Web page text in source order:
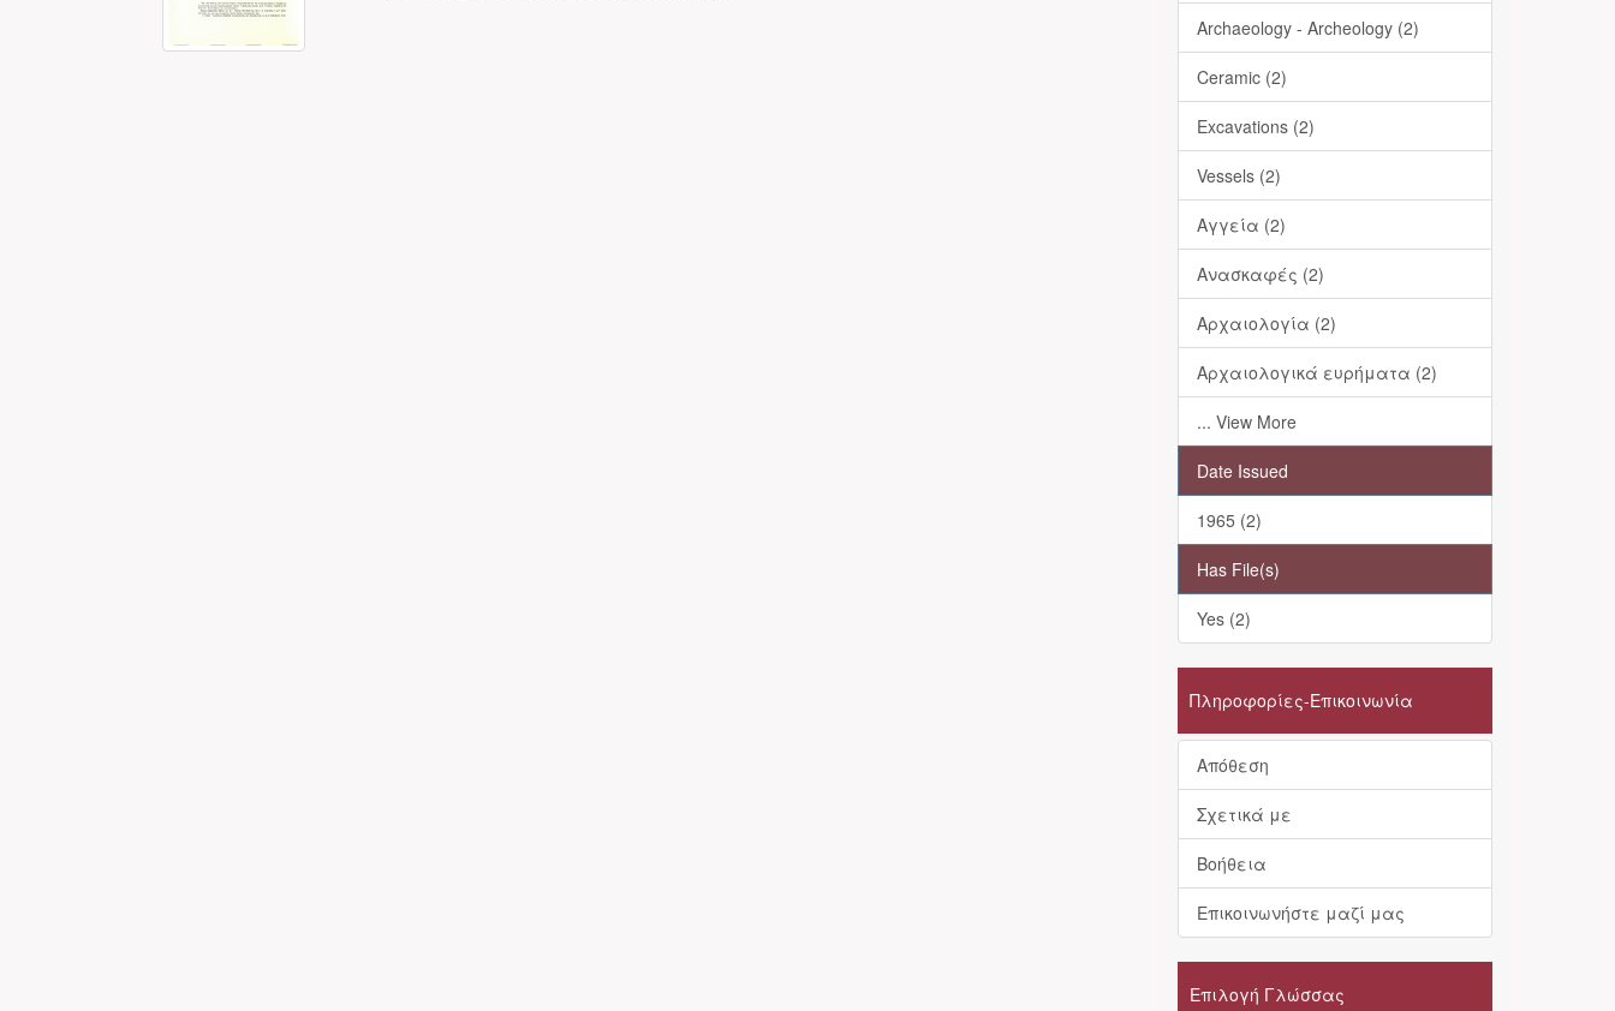
Archaeology - Archeology (2)
Ceramic (2)
Excavations (2)
Vessels (2)
Αγγεία (2)
Ανασκαφές (2)
Αρχαιολογία (2)
Αρχαιολογικά ευρήματα (2)
... View More
Date Issued
1965 (2)
Has File(s)
Yes (2)
Πληροφορίες-Επικοινωνία
Απόθεση
Σχετικά με
Βοήθεια
Επικοινωνήστε μαζί μας
Επιλογή Γλώσσας